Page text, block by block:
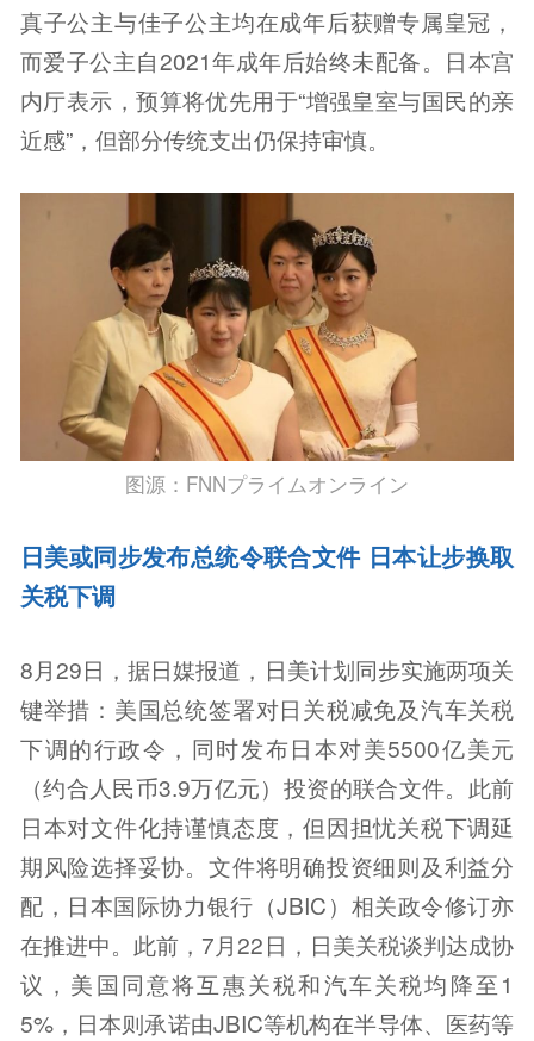
真子公主与佳子公主均在成年后获赠专属皇冠，
而爱子公主自2021年成年后始终未配备。日本宫
内厅表示，预算将优先用于“增强皇室与国民的亲
近感”，但部分传统支出仍保持审慎。
图源：FNNプライムオンライン
日美或同步发布总统令联合文件 日本让步换取
关税下调
8月29日，据日媒报道，日美计划同步实施两项关
键举措：美国总统签署对日关税减免及汽车关税
下调的行政令，同时发布日本对美5500亿美元
（约合人民币3.9万亿元）投资的联合文件。此前
日本对文件化持谨慎态度，但因担忧关税下调延
期风险选择妥协。文件将明确投资细则及利益分
配，日本国际协力银行（JBIC）相关政令修订亦
在推进中。此前，7月22日，日美关税谈判达成协
议，美国同意将互惠关税和汽车关税均降至1
5%，日本则承诺由JBIC等机构在半导体、医药等